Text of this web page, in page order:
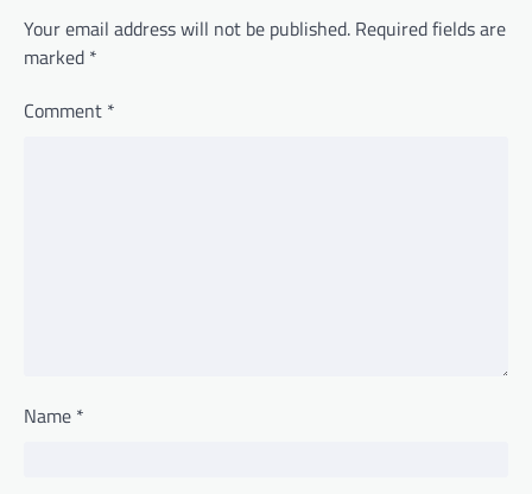
Your email address will not be published. Required fields are
marked *
Comment *
Name *